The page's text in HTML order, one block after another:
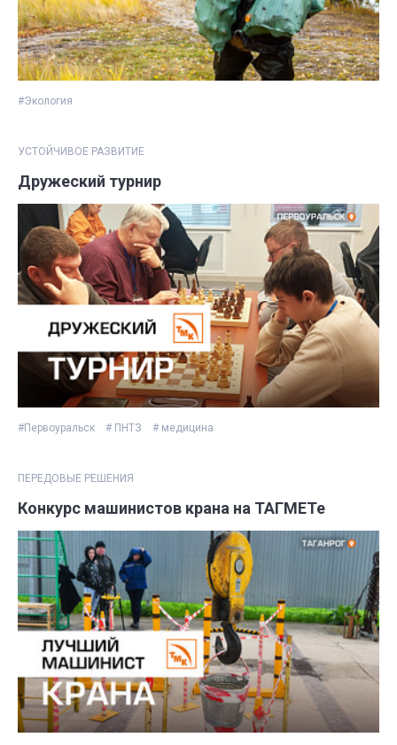
#Экология
УСТОЙЧИВОЕ РАЗВИТИЕ
Дружеский турнир
#Первоуральск # ПНТЗ # медицина
ПЕРЕДОВЫЕ РЕШЕНИЯ
Конкурс машинистов крана на ТАГМЕТе